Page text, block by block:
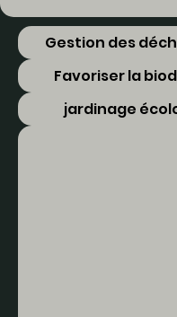
Gestion des
Favoriser la
jardinage